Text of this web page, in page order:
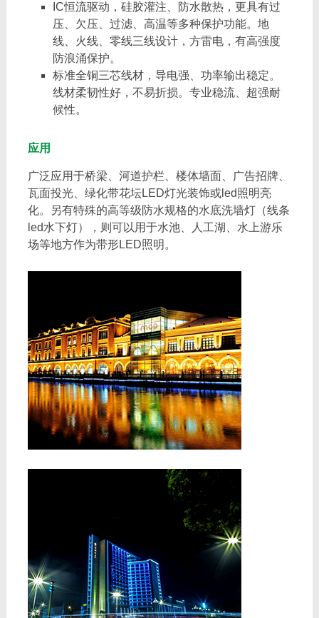
IC恒流驱动，硅胶灌注、防水散热，更具有过
压、欠压、过滤、高温等多种保护功能。地
线、火线、零线三线设计，方雷电，有高强度
防浪涌保护。
标准全铜三芯线材，导电强、功率输出稳定。
线材柔韧性好，不易折损。专业稳流、超强耐
候性。
应用
广泛应用于桥梁、河道护栏、楼体墙面、广告招牌、
瓦面投光、绿化带花坛LED灯光装饰或led照明亮
化。另有特殊的高等级防水规格的水底洗墙灯（线条
led水下灯），则可以用于水池、人工湖、水上游乐
场等地方作为带形LED照明。